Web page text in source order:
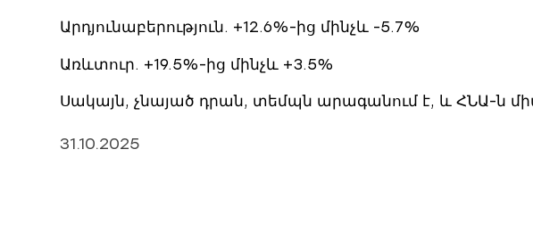
Արդյունաբերություն. +12.6%-ից մինչև -5.7%
Առևտուր. +19.5%-ից մինչև +3.5%
Սակայն, չնայած դրան, տեմպն արագանում է, և ՀՆԱ-ն
31.10.2025